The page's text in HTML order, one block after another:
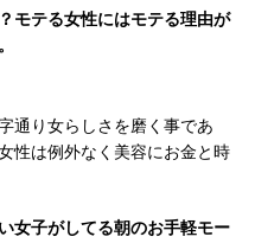
モテる女性にはモテる理由が
通り女らしさを磨く事であ
性は例外なく美容にお金と時
女子がしてる朝のお手軽モー